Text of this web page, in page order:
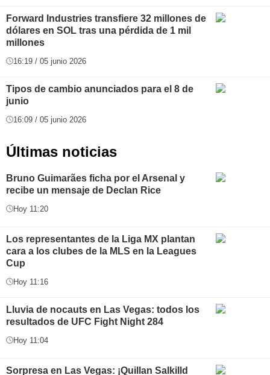
Forward Industries transfiere 32 millones de
dólares en SOL tras una pérdida de 1 mil
millones
16:19 / 05 junio 2026
Tipos de cambio anunciados para el 8 de
junio
16:09 / 05 junio 2026
Últimas noticias
Bruno Guimarães ficha por el Arsenal y
recibe un mensaje de Declan Rice
Hoy 11:20
Los representantes de la Liga MX plantan
cara a los clubes de la MLS en la Leagues
Cup
Hoy 11:16
Lluvia de nocauts en Las Vegas: todos los
resultados de UFC Fight Night 284
Hoy 11:04
Sorpresa en Las Vegas: ¡Quillan Salkilld